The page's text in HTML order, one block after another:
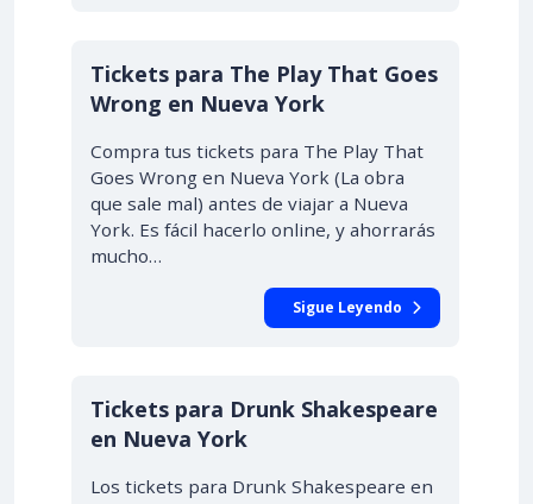
Tickets para The Play That Goes
Wrong en Nueva York
Compra tus tickets para The Play That
Goes Wrong en Nueva York (La obra
que sale mal) antes de viajar a Nueva
York. Es fácil hacerlo online, y ahorrarás
mucho…
Sigue Leyendo
Tickets para Drunk Shakespeare
en Nueva York
Los tickets para Drunk Shakespeare en